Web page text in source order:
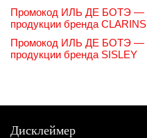
Промокод ИЛЬ ДЕ БОТЭ —
продукции бренда CLARINS
Промокод ИЛЬ ДЕ БОТЭ —
продукции бренда SISLEY
Дисклеймер